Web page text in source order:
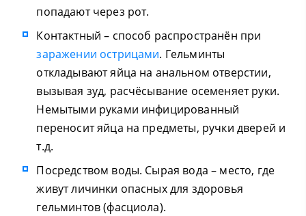
попадают через рот.
Контактный – способ распространён при
заражении острицами. Гельминты
откладывают яйца на анальном отверстии,
вызывая зуд, расчёсывание осеменяет руки.
Немытыми руками инфицированный
переносит яйца на предметы, ручки дверей и
т.д.
Посредством воды. Сырая вода – место, где
живут личинки опасных для здоровья
гельминтов (фасциола).